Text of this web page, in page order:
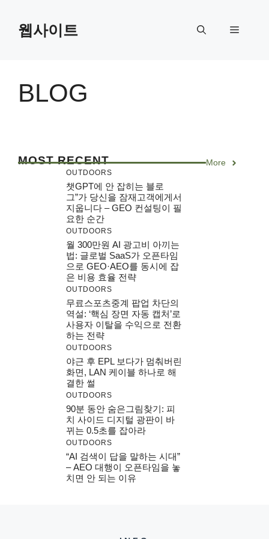
content웹사이트 Menu
BLOG
MOST RECENT More
OUTDOORS
챗GPT에 안 잡히는 블로
그”가 당신을 잠재고객에게서
지웁니다 – GEO 컨설팅이 필
요한 순간
OUTDOORS
월 300만원 AI 광고비 아끼는
법: 글로벌 SaaS가 오픈타임
으로 GEO·AEO를 동시에 잡
은 비용 효율 전략
OUTDOORS
무료스포츠중계 팝업 차단의
역설: ‘핵심 장면 자동 캡처’로
사용자 이탈을 수익으로 전환
하는 전략
OUTDOORS
야근 후 EPL 보다가 멈춰버린
화면, LAN 케이블 하나로 해
결한 썰
OUTDOORS
90분 동안 숨은그림찾기: 피
치 사이드 디지털 광판이 바
뀌는 0.5초를 잡아라
OUTDOORS
“AI 검색이 답을 말하는 시대”
– AEO 대행이 오픈타임을 놓
치면 안 되는 이유